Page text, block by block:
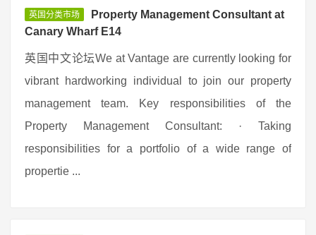
英国分类市场
Property Management Consultant at
Canary Wharf E14
英国中文论坛We at Vantage are currently looking for
vibrant hardworking individual to join our property
management team. Key responsibilities of the
Property Management Consultant: · Taking
responsibilities for a portfolio of a wide range of
propertie ...